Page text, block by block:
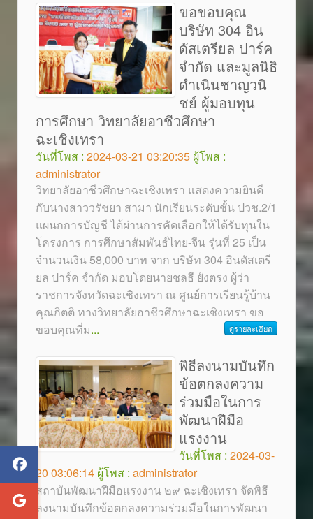
ขอขอบคุณ
บริษัท 304 อิน
ดัสเตรียล ปาร์ค
จำกัด และมูลนิธิ
ดำเนินชาญวนิ
ชย์ ผู้มอบทุน
การศึกษา วิทยาลัยอาชีวศึกษา
ฉะเชิงเทรา
วันที่โพส : 2024-03-21 03:20:35 ผู้โพส :
administrator
วิทยาลัยอาชีวศึกษาฉะเชิงเทรา แสดงความยินดี
กับนางสาววรัชยา สามา นักเรียนระดับชั้น ปวช.2/1
แผนกการบัญชี ได้ผ่านการคัดเลือกให้ได้รับทุนใน
โครงการ การศึกษาสัมพันธ์ไทย-จีน รุ่นที่ 25 เป็น
จำนวนเงิน 58,000 บาท จาก บริษัท 304 อินดัสเตรี
ยล ปาร์ค จำกัด มอบโดยนายชลธี ยังตรง ผู้ว่า
ราชการจังหวัดฉะเชิงเทรา ณ ศูนย์การเรียนรู้บ้าน
คุณกิตติ ทางวิทยาลัยอาชีวศึกษาฉะเชิงเทรา ขอ
ขอบคุณที่ม... ดูรายละเอียด
พิธีลงนามบันทึก
ข้อตกลงความ
ร่วมมือในการ
พัฒนาฝีมือ
แรงงาน
วันที่โพส : 2024-03-
20 03:06:14 ผู้โพส : administrator
สถาบันพัฒนาฝีมือแรงงาน ๒๙ ฉะเชิงเทรา จัดพิธี
ลงนามบันทึกข้อตกลงความร่วมมือในการพัฒนา